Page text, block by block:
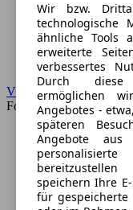
VW
Forum
Wir bzw.
technologische
ähnliche Tools
erweiterte
verbessertes
Durch diese
ermöglichen
Angebotes -
späteren
Angebote
speichern Ihre
für gespeicherte